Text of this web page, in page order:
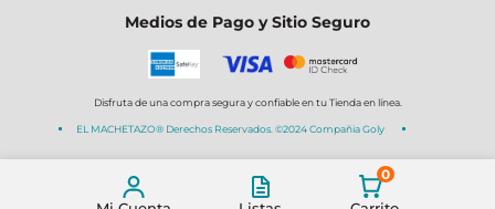
0
Medios de Pago y Sitio Seguro
Disfruta de una compra segura y confiable en tu Tienda en línea.
EL MACHETAZO® Derechos Reservados. ©2024 Compañia Goly